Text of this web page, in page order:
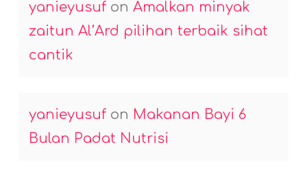
yanieyusufon Amalkan minyak
zaitun Al’Ard pilihan terbaik sihat
cantik
yanieyusufon Makanan Bayi 6
Bulan Padat Nutrisi